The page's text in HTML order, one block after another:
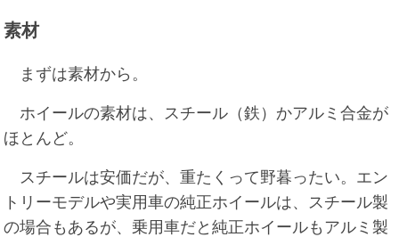
素材
まずは素材から。
ホイールの素材は、スチール（鉄）かアルミ合金が
ほとんど。
スチールは安価だが、重たくって野暮ったい。エン
トリーモデルや実用車の純正ホイールは、スチール製
の場合もあるが、乗用車だと純正ホイールもアルミ製